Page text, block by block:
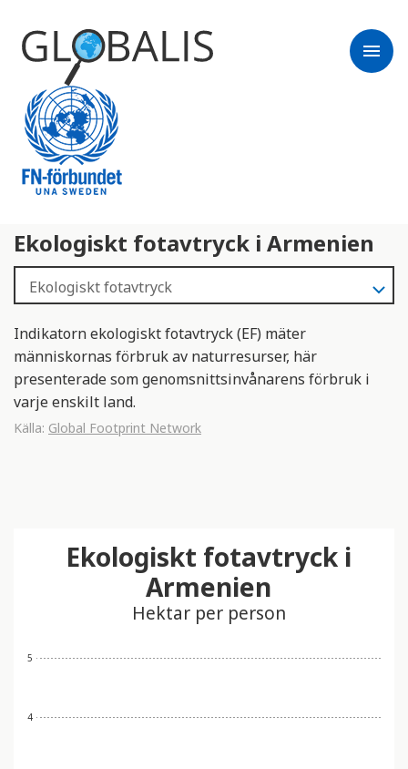
menu
Ekologiskt fotavtryck i Armenien
Indikatorn ekologiskt fotavtryck (EF) mäter
människornas förbruk av naturresurser, här
presenterade som genomsnittsinvånarens förbruk i
varje enskilt land.
Källa: Global Footprint Network
4
5
Ekologiskt fotavtryck i
Armenien
Hektar per person